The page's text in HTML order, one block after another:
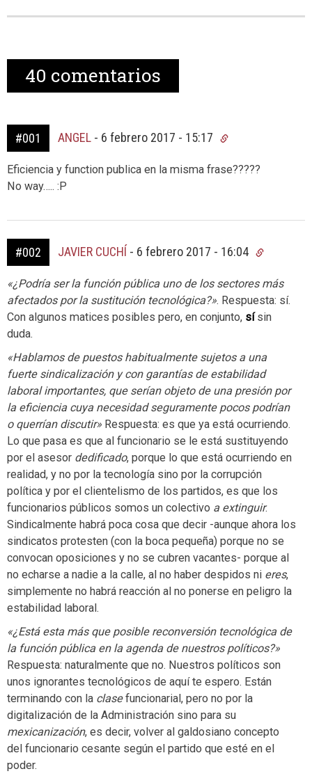
40 comentarios
#001 ANGEL - 6 febrero 2017 - 15:17
Eficiencia y function publica en la misma frase?????
No way….. :P
#002 JAVIER CUCHÍ - 6 febrero 2017 - 16:04
«¿Podría ser la función pública uno de los sectores más
afectados por la sustitución tecnológica?». Respuesta: sí.
Con algunos matices posibles pero, en conjunto, sísin
duda.
«Hablamos de puestos habitualmente sujetos a una
fuerte sindicalización y con garantías de estabilidad
laboral importantes, que serían objeto de una presión por
la eficiencia cuya necesidad seguramente pocos podrían
o querrían discutir» Respuesta: es que ya está ocurriendo.
Lo que pasa es que al funcionario se le está sustituyendo
por el asesor dedificado, porque lo que está ocurriendo en
realidad, y no por la tecnología sino por la corrupción
política y por el clientelismo de los partidos, es que los
funcionarios públicos somos un colectivo a extinguir.
Sindicalmente habrá poca cosa que decir -aunque ahora los
sindicatos protesten (con la boca pequeña) porque no se
convocan oposiciones y no se cubren vacantes- porque al
no echarse a nadie a la calle, al no haber despidos ni eres,
simplemente no habrá reacción al no ponerse en peligro la
estabilidad laboral.
«¿Está esta más que posible reconversión tecnológica de
la función pública en la agenda de nuestros políticos?»
Respuesta: naturalmente que no. Nuestros políticos son
unos ignorantes tecnológicos de aquí te espero. Están
terminando con la clasefuncionarial, pero no por la
digitalización de la Administración sino para su
mexicanización, es decir, volver al galdosiano concepto
del funcionario cesante según el partido que esté en el
poder.